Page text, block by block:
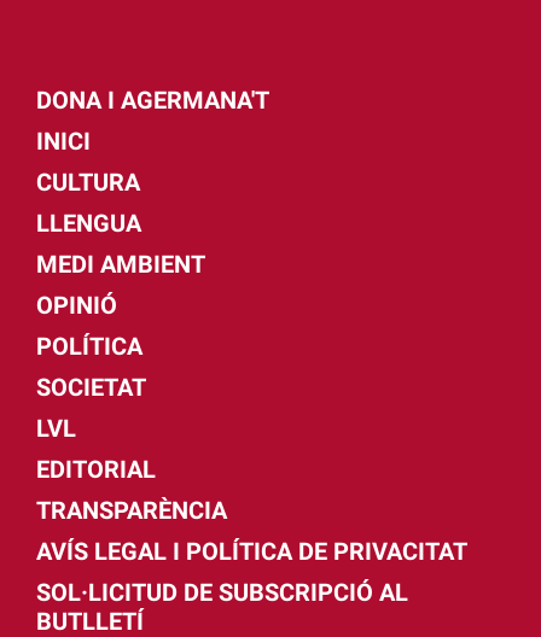
DONA I AGERMANA'T
INICI
CULTURA
LLENGUA
MEDI AMBIENT
OPINIÓ
POLÍTICA
SOCIETAT
LVL
EDITORIAL
TRANSPARÈNCIA
AVÍS LEGAL I POLÍTICA DE PRIVACITAT
SOL·LICITUD DE SUBSCRIPCIÓ AL
BUTLLETÍ